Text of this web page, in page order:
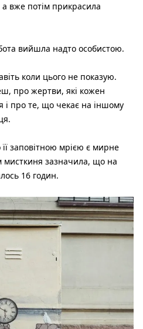
вже потім прикрасила
вийшла надто особистою.
коли цього не показую.
про жертви, які кожен
і про те, що чекає на іншому
заповітною мрією є мирне
мисткиня зазначила, що на
16 годин.